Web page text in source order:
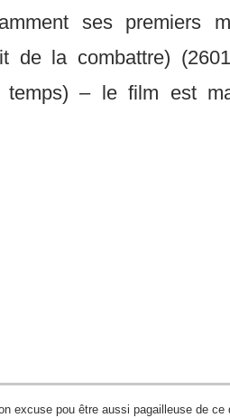
ses
de la combattre)
temps) – le film est
excuse pou être aussi pagailleuse de ce